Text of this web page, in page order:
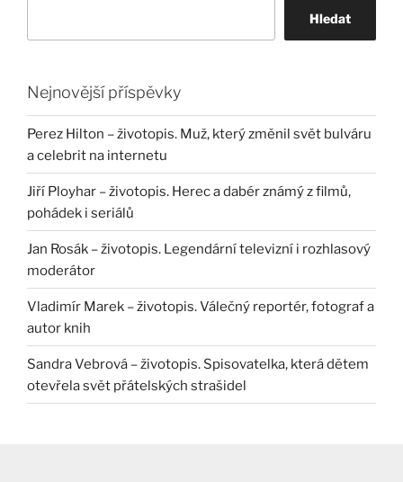
Hledat
Nejnovější příspěvky
Perez Hilton – životopis. Muž, který změnil svět bulváru
a celebrit na internetu
Jiří Ployhar – životopis. Herec a dabér známý z filmů,
pohádek i seriálů
Jan Rosák – životopis. Legendární televizní i rozhlasový
moderátor
Vladimír Marek – životopis. Válečný reportér, fotograf a
autor knih
Sandra Vebrová – životopis. Spisovatelka, která dětem
otevřela svět přátelských strašidel